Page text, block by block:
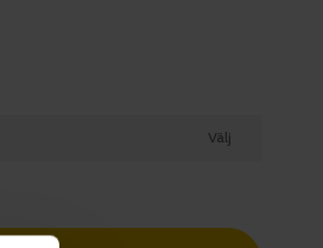
Välj